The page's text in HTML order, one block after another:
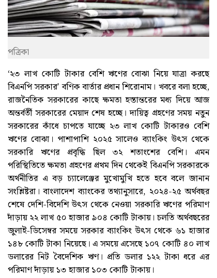
পত্রিকা
‘২৩ লাখ কোটি টাকার বেশি ঋণের বোঝা নিয়ে যাত্রা করছে
বিএনপি সরকার’ বণিক বার্তার প্রধান শিরোনাম। খবরে বলা হচ্ছে,
রাজনৈতিক সরকারের কাছে ক্ষমতা হস্তান্তরের মধ্য দিয়ে আজ
অন্তর্বর্তী সরকারের মেয়াদ শেষ হচ্ছে। দায়িত্ব গ্রহণের সময় নতুন
সরকারের কাঁধে চাপতে যাচ্ছে ২৩ লাখ কোটি টাকারও বেশি
ঋণের বোঝা। পাশাপাশি ২০২৫ সালেও ব্যাংকিং উৎস থেকে
সরকারি ঋণের প্রবৃদ্ধি ছিল ৩২ শতাংশের বেশি। এমন
পরিস্থিতিতে ক্ষমতা গ্রহণের প্রথম দিন থেকেই বিএনপি সরকারকে
অর্থনীতির এ বড় চ্যালেঞ্জের মুখোমুখি হতে হবে বলে জানান
সংশ্লিষ্টরা। বাংলাদেশ ব্যাংকের তথ্যানুসারে, ২০২৪-২৫ অর্থবছর
শেষে দেশি-বিদেশি উৎস থেকে নেওয়া সরকারি ঋণের পরিমাণ
দাঁড়ায় ২২ লাখ ৫০ হাজার ৯০৪ কোটি টাকায়। চলতি অর্থবছরের
জুলাই-ডিসেম্বর সময়ে সরকার ব্যাংকিং উৎস থেকে ৬১ হাজার
১৪৮ কোটি টাকা নিয়েছে। এ সময়ে এসেছে ১০৭ কোটি ৪০ লাখ
ডলারের নিট বৈদেশিক ঋণ। প্রতি ডলার ১২২ টাকা ধরে এর
পরিমাণ দাঁড়ায় ১৩ হাজার ১০৩ কোটি টাকায়।